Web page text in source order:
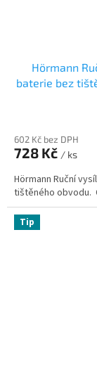
Hörmann
baterie bez
602 Kč bez DPH
728 Kč / ks
Hörmann Ruční
tištěného obvodu.
Tip